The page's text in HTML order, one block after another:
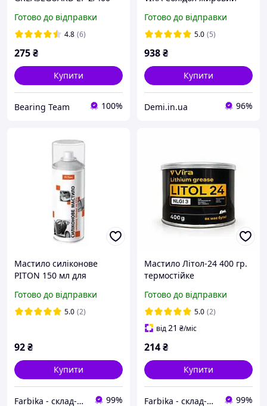
Готово до відправки
4.8 (6)
275₴
Купити
Bearing Team 100%
коричневе 4,5 кг (VI0613)
Готово до відправки
5.0 (5)
938₴
Купити
Demi.in.ua 96%
Мастило силіконове
PITON 150 мл для
Готово до відправки
5.0 (2)
92₴
Купити
Farbika - склад-магазин будматеріалів 99%
Мастило Літол-24 400 гр.
термостійке
Готово до відправки
5.0 (2)
від21 ₴/міс
214₴
Купити
Farbika - склад-магазин будматеріалів 99%